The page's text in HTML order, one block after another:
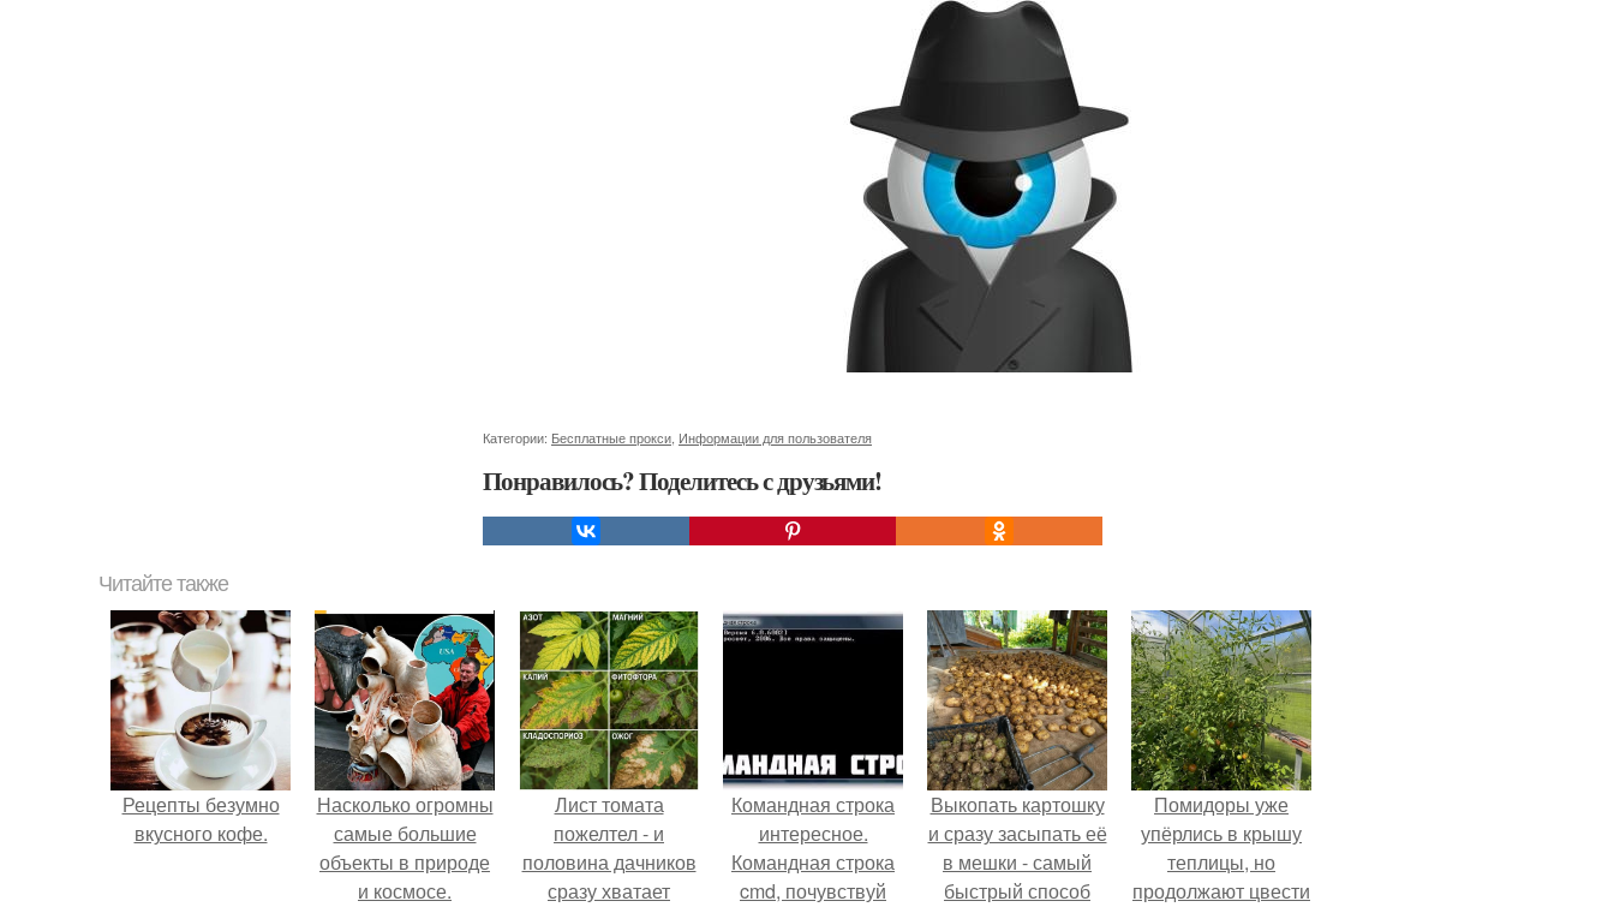
Категории: Бесплатные прокси Информации для пользователя
Понравилось? Поделитесь с друзьями!
Читайте также
Рецепты безумно
вкусного кофе.
Насколько огромны
самые большие
объекты в природе
и космосе.
Лист томата
пожелтел - и
половина дачников
сразу хватает
Командная строка
интересное.
Командная строка
cmd, почувствуй
Выкопать картошку
и сразу засыпать её
в мешки - самый
быстрый способ
Помидоры уже
упёрлись в крышу
теплицы, но
продолжают цвести